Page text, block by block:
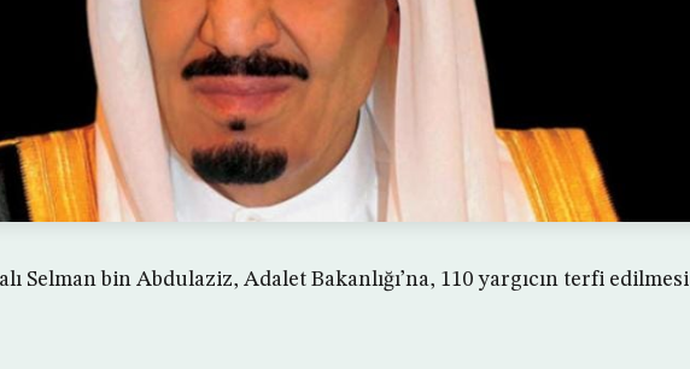
Selman bin Abdulaziz, Adalet Bakanlığı’na, 110 yargıcın terfi edilmesi